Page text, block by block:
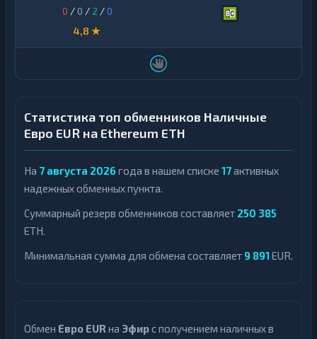
0 / 0 / 2 /0
4,8 ★
Статистика топ обменников Наличные
Евро EUR на Ethereum ETH
На 7 августа 2026 года в нашем списке 17активных
надежных обменных пункта.
Суммарный резерв обменников составляет 250 385
ETH.
Минимальная сумма для обмена составляет 9 891 EUR.
Обмен Евро EUR на Эфирс получением наличных в